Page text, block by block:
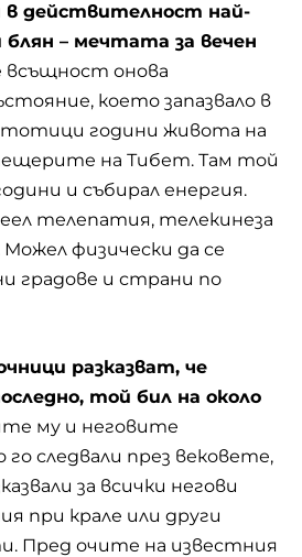
в действителност най-
блян – мечтата за вечен
всъщност онова
което запазвало в
години живота на
на Тибет. Там той
и събирал енергия.
телепатия, телекинеза
физически да се
градове и страни по
разказват, че
той бил на около
му и неговите
следвали през вековете,
за всички негови
при крале или други
Пред очите на известния